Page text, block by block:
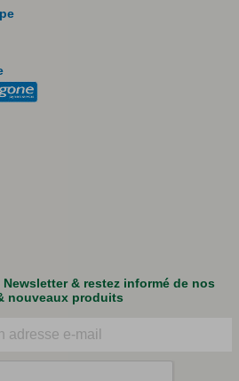
& restez informé de nos
nouveaux produits